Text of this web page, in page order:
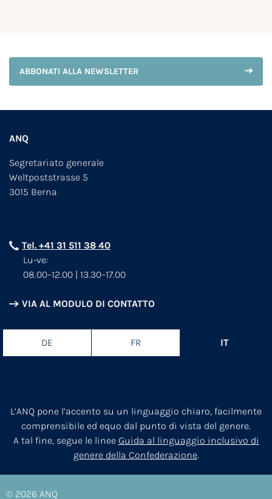
ABBONATI ALLA NEWSLETTER
ANQ
Segretariato generale
Weltpoststrasse 5
3015 Berna
Tel. +41 31 511 38 40
Lu-ve:
08.00–12.00 | 13.30–17.00
VIA AL MODULO DI CONTATTO
DE FR IT
L’ANQ pone l’accento su un linguaggio chiaro, facilmente
comprensibile ed equo dal punto di vista del genere.
A tal fine, segue le linee Guida al linguaggio inclusivo di
genere della Confederazione.
© 2026 ANQ